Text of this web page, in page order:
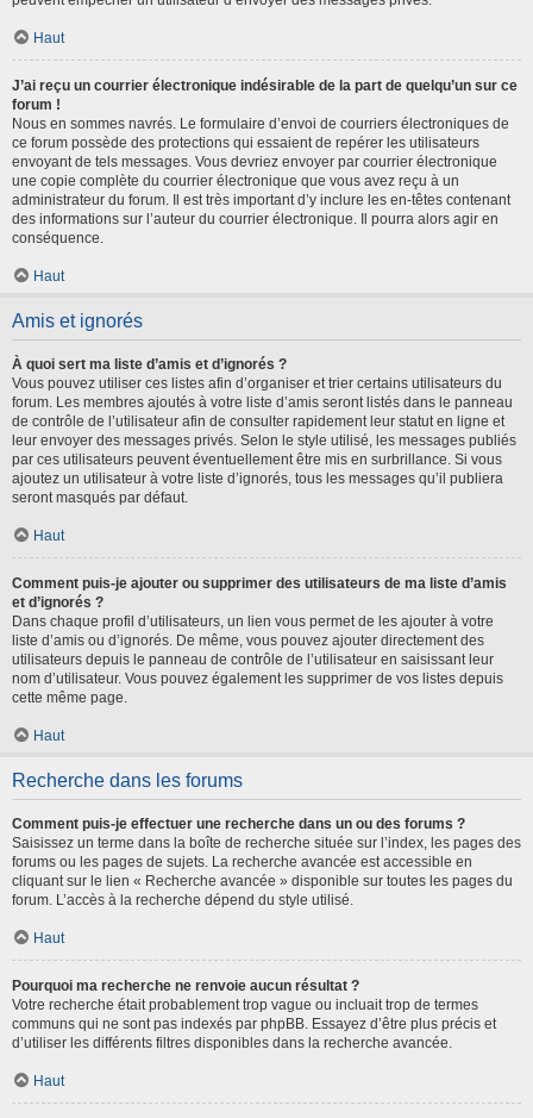
Haut
J’ai reçu un courrier électronique indésirable de la part de quelqu’un sur ce
forum !
Nous en sommes navrés. Le formulaire d’envoi de courriers électroniques de
ce forum possède des protections qui essaient de repérer les utilisateurs
envoyant de tels messages. Vous devriez envoyer par courrier électronique
une copie complète du courrier électronique que vous avez reçu à un
administrateur du forum. Il est très important d’y inclure les en-têtes contenant
des informations sur l’auteur du courrier électronique. Il pourra alors agir en
conséquence.
Haut
Amis et ignorés
À quoi sert ma liste d’amis et d’ignorés ?
Vous pouvez utiliser ces listes afin d’organiser et trier certains utilisateurs du
forum. Les membres ajoutés à votre liste d’amis seront listés dans le panneau
de contrôle de l’utilisateur afin de consulter rapidement leur statut en ligne et
leur envoyer des messages privés. Selon le style utilisé, les messages publiés
par ces utilisateurs peuvent éventuellement être mis en surbrillance. Si vous
ajoutez un utilisateur à votre liste d’ignorés, tous les messages qu’il publiera
seront masqués par défaut.
Haut
Comment puis-je ajouter ou supprimer des utilisateurs de ma liste d’amis
et d’ignorés ?
Dans chaque profil d’utilisateurs, un lien vous permet de les ajouter à votre
liste d’amis ou d’ignorés. De même, vous pouvez ajouter directement des
utilisateurs depuis le panneau de contrôle de l’utilisateur en saisissant leur
nom d’utilisateur. Vous pouvez également les supprimer de vos listes depuis
cette même page.
Haut
Recherche dans les forums
Comment puis-je effectuer une recherche dans un ou des forums ?
Saisissez un terme dans la boîte de recherche située sur l’index, les pages des
forums ou les pages de sujets. La recherche avancée est accessible en
cliquant sur le lien « Recherche avancée » disponible sur toutes les pages du
forum. L’accès à la recherche dépend du style utilisé.
Haut
Pourquoi ma recherche ne renvoie aucun résultat ?
Votre recherche était probablement trop vague ou incluait trop de termes
communs qui ne sont pas indexés par phpBB. Essayez d’être plus précis et
d’utiliser les différents filtres disponibles dans la recherche avancée.
Haut